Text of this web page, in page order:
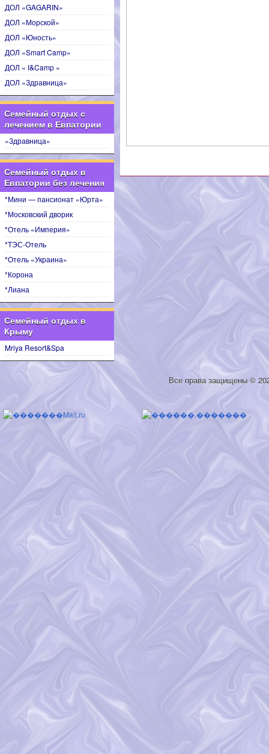
ДОЛ «GAGARIN»
ДОЛ «Морской»
ДОЛ «Юность»
ДОЛ «Smart Camp»
ДОЛ « I&Camp »
ДОЛ «Здравница»
Семейный отдых с
лечением в Евпатории
«Здравница»
Семейный отдых в
Евпатории без лечения
*Мини — пансионат «Юрта»
*Московский дворик
*Отель «Империя»
*ТЭС-Отель
*Отель «Украина»
*Корона
*Лиана
Семейный отдых в
Крыму
Mriya Resort&Spa
Все права защищены ©